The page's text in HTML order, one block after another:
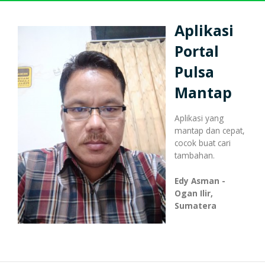
Token PLN murah
Pulsa Reguler
Paket Data Internet
Paket SMS & Telepon
Bonus Mingguan
Bonus Transaksi
Deposit
Transaksi
Cara Transaksi
Transaksi Terjadwal
Support
Aplikasi
Portal
Pulsa
Mantap
Aplikasi yang
mantap dan cepat,
cocok buat cari
tambahan.
Edy Asman -
Ogan Ilir,
Sumatera